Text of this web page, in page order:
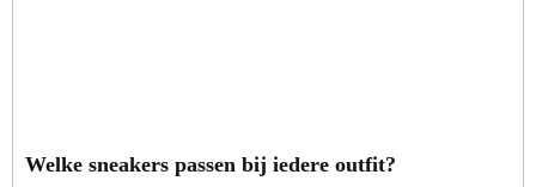
Welke sneakers passen bij iedere outfit?